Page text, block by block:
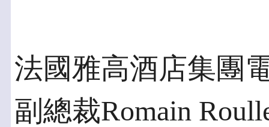
法國雅高酒店集團
副總裁Romain